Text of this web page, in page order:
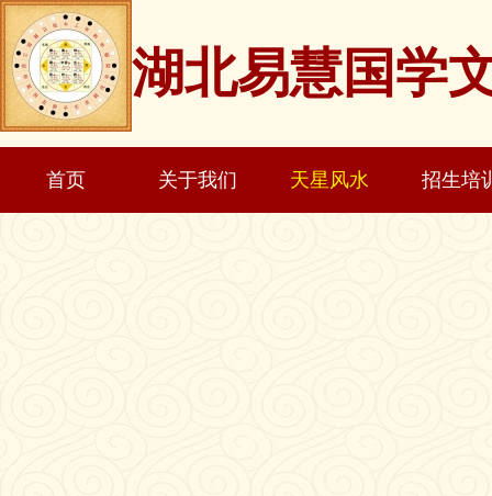
湖北易慧国学
首页 关于我们 天星风水 招生培